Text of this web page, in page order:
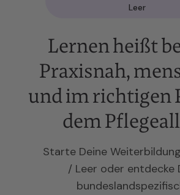
Leer
Lernen heißt
Praxisnah,
und im richtigen
dem
Starte Deine
/ Leer oder entdecke